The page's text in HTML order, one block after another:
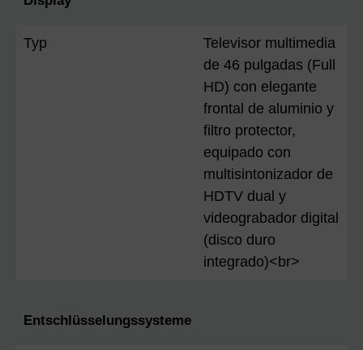
Typ
Televisor multimedia
de 46 pulgadas (Full
HD) con elegante
frontal de aluminio y
filtro protector,
equipado con
multisintonizador de
HDTV dual y
videograbador digital
(disco duro
integrado)<br>
Entschlüsselungssysteme